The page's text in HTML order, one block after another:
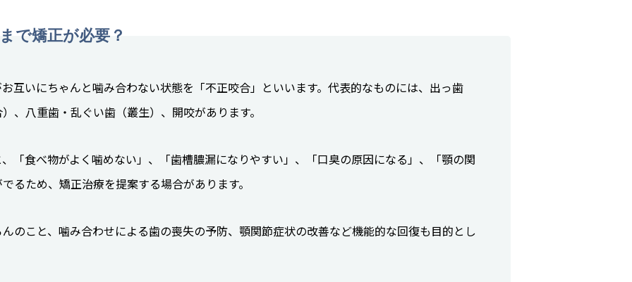
で矯正が必要？
互いにちゃんと噛み合わない状態を「不正咬合」といいます。代表的なものには、出っ歯
、八重歯・乱ぐい歯（叢生）、開咬があります。
「食べ物がよく噛めない」、「歯槽膿漏になりやすい」、「口臭の原因になる」、「顎の関
るため、矯正治療を提案する場合があります。
のこと、噛み合わせによる歯の喪失の予防、顎関節症状の改善など機能的な回復も目的とし